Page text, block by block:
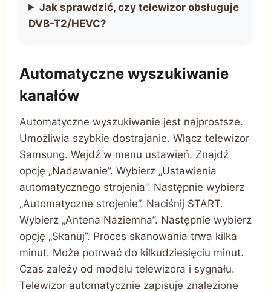
Jak sprawdzić, czy telewizor obsługuje
DVB-T2/HEVC?
Automatyczne wyszukiwanie
kanałów
Automatyczne wyszukiwanie jest najprostsze.
Umożliwia szybkie dostrajanie. Włącz telewizor
Samsung. Wejdź w menu ustawień. Znajdź
opcję „Nadawanie”. Wybierz „Ustawienia
automatycznego strojenia”. Następnie wybierz
„Automatyczne strojenie”. Naciśnij START.
Wybierz „Antena Naziemna”. Następnie wybierz
opcję „Skanuj”. Proces skanowania trwa kilka
minut. Może potrwać do kilkudziesięciu minut.
Czas zależy od modelu telewizora i sygnału.
Telewizor automatycznie zapisuje znalezione